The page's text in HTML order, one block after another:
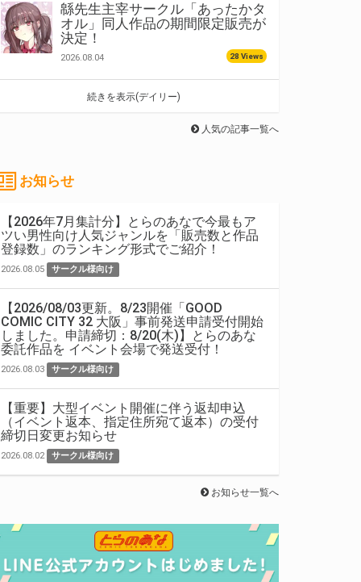
緜先生主宰サークル「あったかタ
オル」同人作品の期間限定販売が
決定！
2026.08.04 28 Views
続きを表示(デイリー)
人気の記事一覧へ
お知らせ
【2026年7月集計分】とらのあなで今最もア
ツい男性向け人気ジャンルを「販売数と作品
登録数」のランキング形式でご紹介！
2026.08.05 サークル様向け
【2026/08/03更新。8/23開催「GOOD
COMIC CITY 32 大阪」事前発送申請受付開始
しました。申請締切：8/20(木)】とらのあな
委託作品を イベント会場で発送受付！
2026.08.03 サークル様向け
【重要】大型イベント開催に伴う返却申込
（イベント返本、指定住所宛て返本）の受付
締切日変更お知らせ
2026.08.02 サークル様向け
お知らせ一覧へ